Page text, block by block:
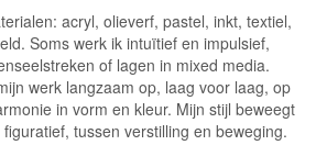
acryl, olieverf, pastel, inkt, textiel,
Soms werk ik intuïtief en impulsief,
of lagen in mixed media.
werk langzaam op, laag voor laag, op
in vorm en kleur. Mijn stijl beweegt
tussen verstilling en beweging.